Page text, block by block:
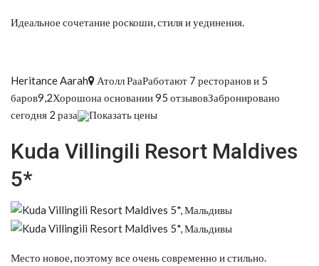
Идеальное сочетание роскоши, стиля и уединения.
Heritance Aarah
Атолл РааРаботают 7 ресторанов и 5
баров9,2Хорошона основании 95 отзывовЗабронировано
сегодня 2 раза
Показать цены
Kuda Villingili Resort Maldives
5*
Место новое, поэтому все очень современно и стильно.